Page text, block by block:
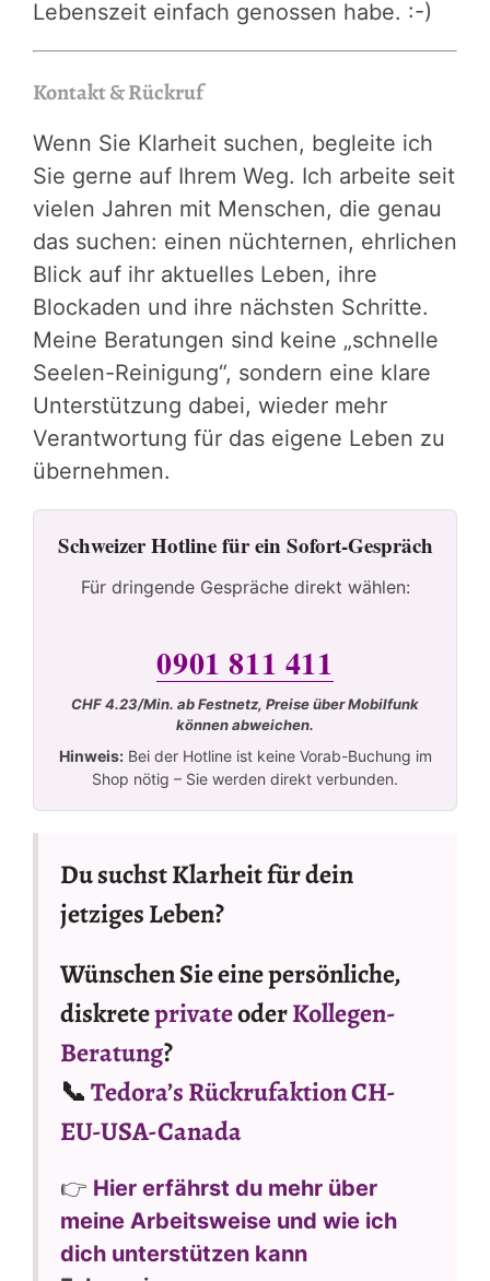
Lebenszeit einfach genossen habe. :-)
Kontakt & Rückruf
Wenn Sie Klarheit suchen, begleite ich
Sie gerne auf Ihrem Weg. Ich arbeite seit
vielen Jahren mit Menschen, die genau
das suchen: einen nüchternen, ehrlichen
Blick auf ihr aktuelles Leben, ihre
Blockaden und ihre nächsten Schritte.
Meine Beratungen sind keine „schnelle
Seelen-Reinigung“, sondern eine klare
Unterstützung dabei, wieder mehr
Verantwortung für das eigene Leben zu
übernehmen.
Schweizer Hotline für ein Sofort-Gespräch
Für dringende Gespräche direkt wählen:
0901 811 411
CHF 4.23/Min. ab Festnetz, Preise über Mobilfunk
können abweichen.
Hinweis:Bei der Hotline ist keine Vorab-Buchung im
Shop nötig – Sie werden direkt verbunden.
Du suchst Klarheit für dein
jetziges Leben?
Wünschen Sie eine persönliche,
diskreteprivateoderKollegen-
Beratung?
📞Tedora’s Rückrufaktion CH-
EU-USA-Canada
👉 Hier erfährst du mehr über
meine Arbeitsweise und wie ich
dich unterstützen kann